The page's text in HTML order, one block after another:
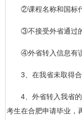
②课程名称和国标
③不接受外省通过
④外省转入信息有
3、在我省未取得
4、外省转入我省
考生在合肥申请毕业，